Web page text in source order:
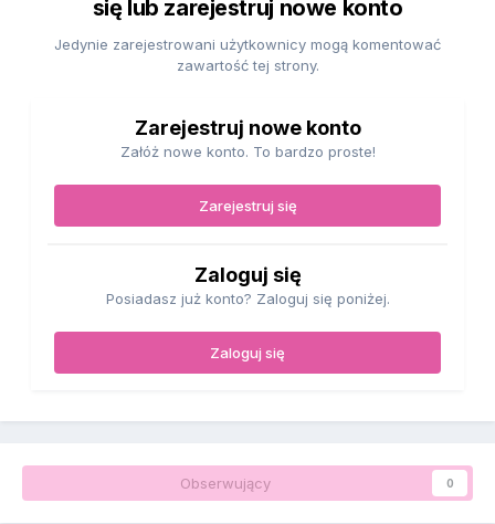
się lub zarejestruj nowe konto
Jedynie zarejestrowani użytkownicy mogą komentować
zawartość tej strony.
Zarejestruj nowe konto
Załóż nowe konto. To bardzo proste!
Zarejestruj się
Zaloguj się
Posiadasz już konto? Zaloguj się poniżej.
Zaloguj się
Obserwujący 0